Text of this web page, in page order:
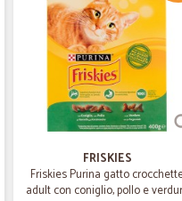
FRISKIES
Friskies Purina gatto
adult con coniglio, pollo e